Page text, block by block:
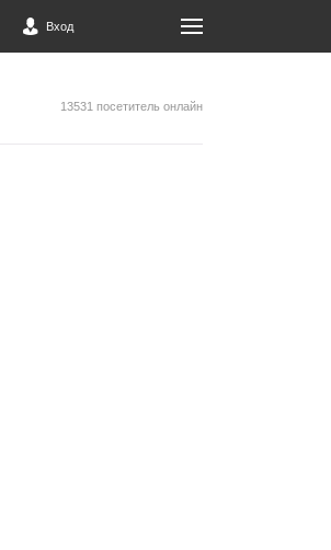
Вход
13531 посетитель онлайн